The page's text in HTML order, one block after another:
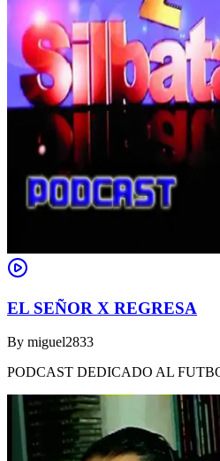
EL SEÑOR X REGRESA
By miguel2833
PODCAST DEDICADO AL